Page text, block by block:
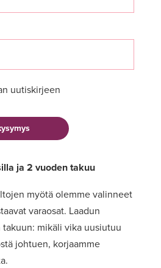
uutiskirjeen
ja 2 vuoden takuu
myötä olemme valinneet
varaosat. Laadun
mikäli vika uusiutuu
johtuen, korjaamme